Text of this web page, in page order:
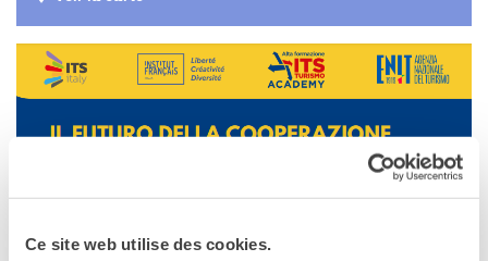
Ce site web utilise des cookies.
Emplois/stages
Marchés Publics
NOS MÉCÈNES
I nostri luoghi